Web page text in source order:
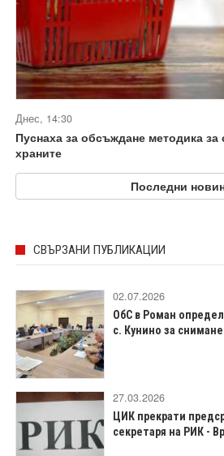
Днес, 14:30
Пуснаха за обсъждане методика
храните
Последни
СВЪРЗАНИ ПУБЛИКАЦИИ
02.07.2026
ОбС в Роман
с. Кунино за
27.03.2026
ЦИК прекрати
секретаря на РИК -